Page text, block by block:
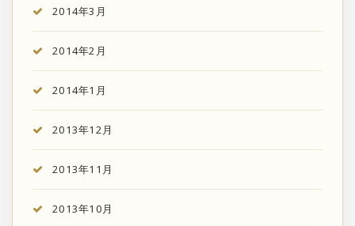
2014年3月
2014年2月
2014年1月
2013年12月
2013年11月
2013年10月